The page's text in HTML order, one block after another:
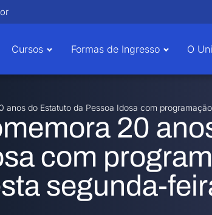
Cursos Formas de Ingresso O
anos do Estatuto da Pessoa Idosa com
20
com
segunda-